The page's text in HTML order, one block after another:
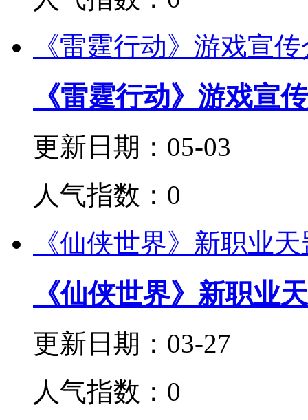
《雷霆行动》游戏宣
《雷霆行动》游戏宣
更新日期：05-03
人气指数：0
《仙侠世界》新职业
《仙侠世界》新职业
更新日期：03-27
人气指数：0